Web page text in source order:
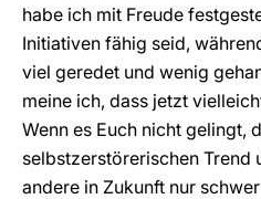
habe ich mit Freude
Initiativen fähig seid,
viel geredet und wenig
meine ich, dass jetzt
Wenn es Euch nicht gelingt,
selbstzerstörerischen Trend
andere in Zukunft nur